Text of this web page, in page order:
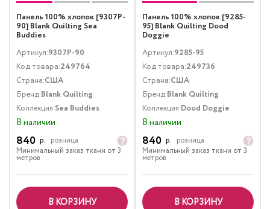
Панель 100% хлопок [9307P-
90] Blank Quilting Sea
Buddies
Артикул:9307P-90
Код товара:249764
Страна:США
Бренд:Blank Quilting
Коллекция:Sea Buddies
В наличии
840 р.
розница
Минимальный заказ ткани от 3
метров
В КОРЗИНУ
Панель 100% хлопок [9285-
95] Blank Quilting Dood
Doggie
Артикул:9285-95
Код товара:249736
Страна:США
Бренд:Blank Quilting
Коллекция:Dood Doggie
В наличии
840 р.
розница
Минимальный заказ ткани от 3
метров
В КОРЗИНУ